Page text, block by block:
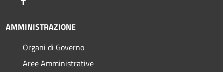
AMMINISTRAZIONE
Organi di Governo
Aree Amministrative